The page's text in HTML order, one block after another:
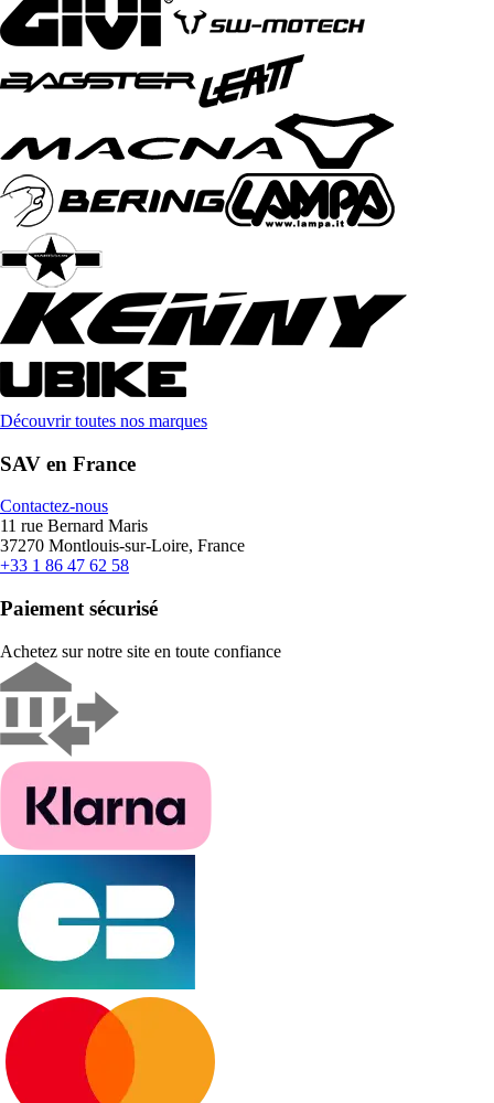
Découvrir toutes nos marques
SAV en France
Contactez-nous
11 rue Bernard Maris
37270 Montlouis-sur-Loire, France
+33 1 86 47 62 58
Paiement sécurisé
Achetez sur notre site en toute confiance